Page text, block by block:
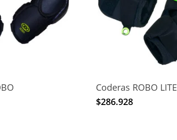
Coderas ROBO LITE
$286.928